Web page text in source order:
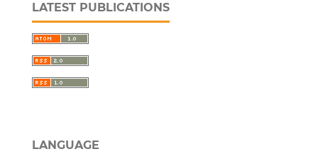
LATEST PUBLICATIONS
LANGUAGE